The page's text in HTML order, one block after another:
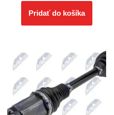
Pridať do košíka